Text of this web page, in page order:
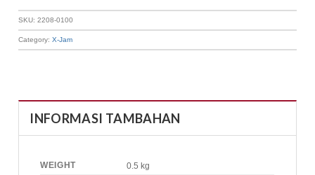
SKU:2208-0100
Category:X-Jam
INFORMASI TAMBAHAN
WEIGHT 0.5 kg